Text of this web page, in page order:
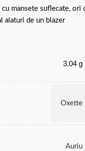
mansete suflecate, ori
alaturi de un blazer
3.04 g
Oxette
Auriu